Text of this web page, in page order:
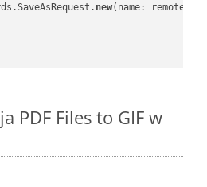
new(name:
PDF Files to GIF w